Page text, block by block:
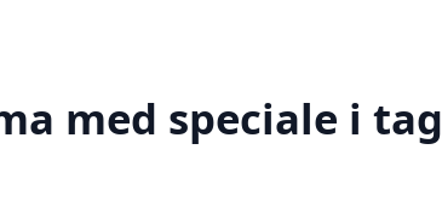
med speciale i